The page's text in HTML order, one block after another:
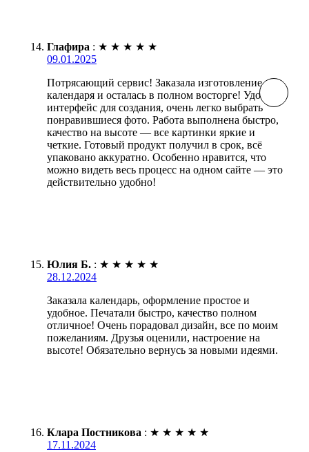
Глафира : ★ ★ ★ ★ ★
09.01.2025
Потрясающий сервис! Заказала изготовление
календаря и осталась в полном восторге! Удобный
интерфейс для создания, очень легко выбрать
понравившиеся фото. Работа выполнена быстро,
качество на высоте — все картинки яркие и
четкие. Готовый продукт получил в срок, всё
упаковано аккуратно. Особенно нравится, что
можно видеть весь процесс на одном сайте — это
действительно удобно!
Юлия Б. : ★ ★ ★ ★ ★
28.12.2024
Заказала календарь, оформление простое и
удобное. Печатали быстро, качество полном
отличное! Очень порадовал дизайн, все по моим
пожеланиям. Друзья оценили, настроение на
высоте! Обязательно вернусь за новыми идеями.
Клара Постникова : ★ ★ ★ ★ ★
17.11.2024